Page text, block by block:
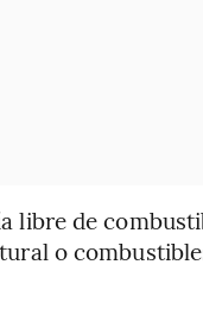
libre de
o